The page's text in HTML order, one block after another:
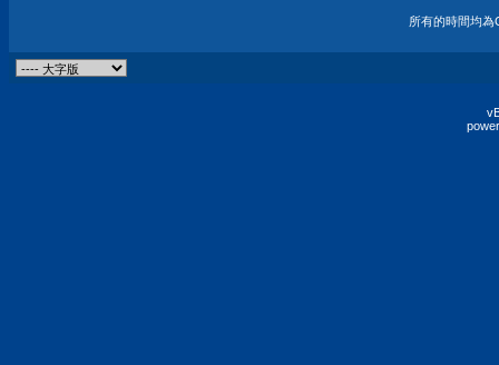
所有的時間均為